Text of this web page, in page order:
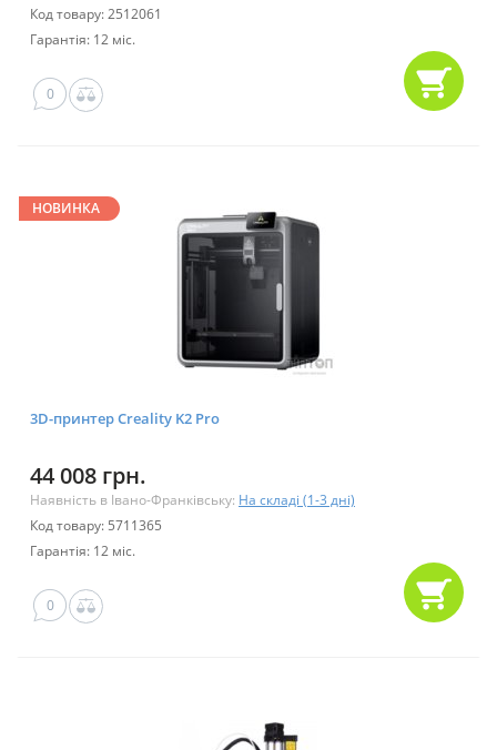
Код товару: 2512061
Гарантія: 12 міс.
0
НОВИНКА
3D-принтер Creality K2 Pro
44 008 грн.
Наявність в Івано-Франківську: На складі (1-3 дні)
Код товару: 5711365
Гарантія: 12 міс.
0